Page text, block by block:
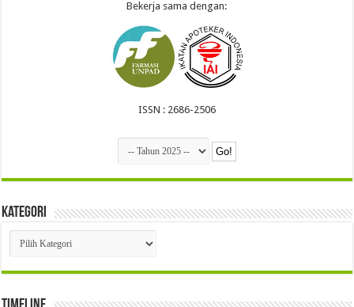
Bekerja sama dengan:
ISSN : 2686-2506
Kategori
Kategori